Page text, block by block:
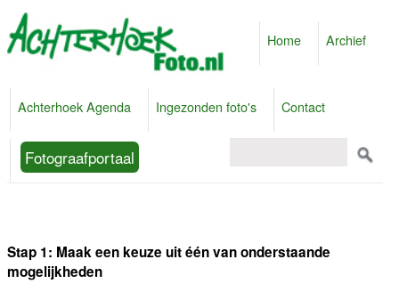
Home Archief
Achterhoek Agenda Ingezonden foto's Contact
Fotograafportaal
Stap 1: Maak een keuze uit één van onderstaande
mogelijkheden